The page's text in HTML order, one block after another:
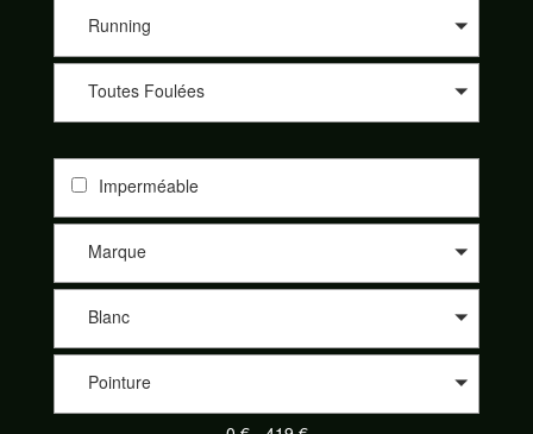
Asolo, Bestard, Brooks, Dynafit, Élémentaire, Five Fingers,
On-Running, Raidlight, Salewa, Salomon, Saucony, Scarpa,
Scott, Tecnica et Topo athletic. Nos partenaires sont de plus en
de Philippe, Trail Store, Télémark Pyrénées, Alpinstore ou
encore Chullanka. Et cela au meilleur prix. Naviguez sur le
comparateur, sélectionnez les critères de votre choix et
découvrez votre paire de chaussures de sport adaptée parmi
un large éventail.
Running
Toutes Foulées
Imperméable
Marque
Blanc
Pointure